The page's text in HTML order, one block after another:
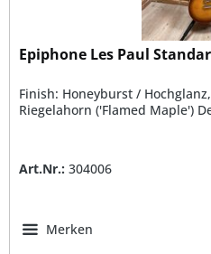
Epiphone Les Paul
Finish: Honeyburst /
Riegelahorn ('Flamed Maple')
Art.Nr.: 304006
Merken